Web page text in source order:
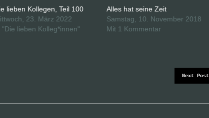
lieben Kollegen, Teil 100
23. März 2022
"Die lieben Kolleg*innen"
Alles hat seine Zeit
Samstag, 10. November 2018
Mit 1 Kommentar
Next Post